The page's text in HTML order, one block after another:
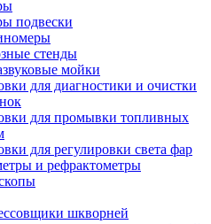
подвески
стенды
мойки
для диагностики и очистки
для промывки топливных
для регулировки света фар
и рефрактометры
шкворней